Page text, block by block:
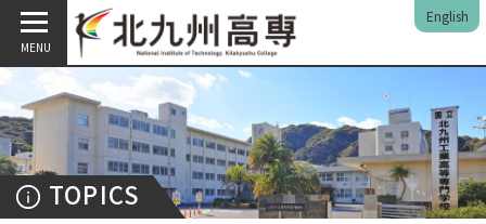
MENU
English
TOPICS